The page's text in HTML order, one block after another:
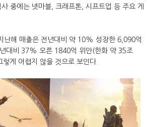
중에는 넷마블, 크래프톤, 시프트업 등 주요 게
난해 매출은 전년대비 약 10% 성장한 6,090억
대비 37% 오른 1840억 위안(한화 약 35조
게 어렵지 않을 것으로 보인다.